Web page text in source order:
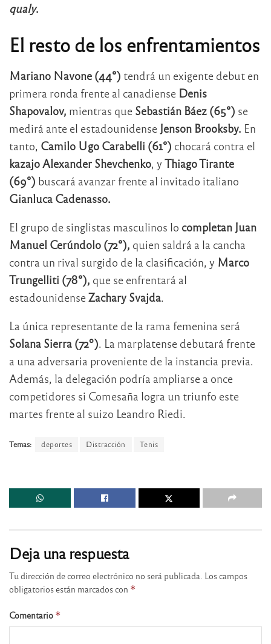
qualy.
El resto de los enfrentamientos
Mariano Navone (44°) tendrá un exigente debut en
primera ronda frente al canadiense Denis
Shapovalov, mientras que Sebastián Báez (65°) se
medirá ante el estadounidense Jenson Brooksby. En
tanto, Camilo Ugo Carabelli (61°) chocará contra el
kazajo Alexander Shevchenko, y Thiago Tirante
(69°) buscará avanzar frente al invitado italiano
Gianluca Cadenasso.
El grupo de singlistas masculinos lo completan Juan
Manuel Cerúndolo (72°), quien saldrá a la cancha
contra un rival surgido de la clasificación, y Marco
Trungelliti (78°), que se enfrentará al
estadounidenseZachary Svajda.
La única representante de la rama femenina será
Solana Sierra (72º). La marplatense debutará frente
a una adversaria proveniente de la instancia previa.
Además, la delegación podría ampliarse a once
competidores si Comesaña logra un triunfo este
martes frente al suizo Leandro Riedi.
Temas: deportes Distracción Tenis
Deja una respuesta
Tu dirección de correo electrónico no será publicada. Los campos
obligatorios están marcados con *
Comentario *